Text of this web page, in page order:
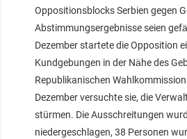
Oppositionsblocks Serbien gegen
Abstimmungsergebnisse seien
Dezember startete die Opposition
Kundgebungen in der Nähe des
Republikanischen
Dezember versuchte sie, die
stürmen. Die Ausschreitungen
niedergeschlagen, 38 Personen